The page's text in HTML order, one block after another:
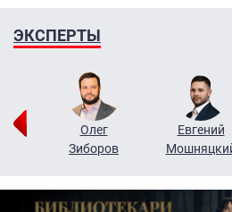
ЭКСПЕРТЫ
Олег
Зиборов
Евгений